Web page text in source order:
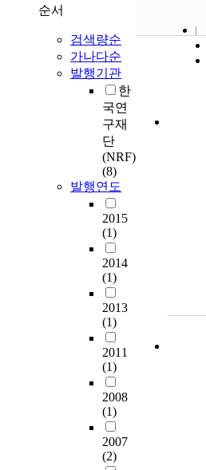
순서
검색량순
가나다순
발행기관
한
국연
구재
단
(NRF)
(8)
발행연도
2015
(1)
2014
(1)
2013
(1)
2011
(1)
2008
(1)
2007
(2)